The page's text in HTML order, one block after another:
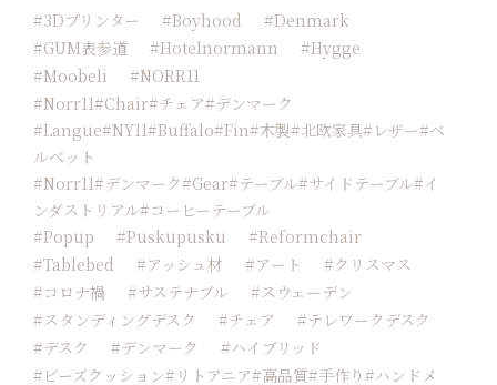
#3Dプリンター #boyhood
#Denmark
#GUM表参道
#hotelnormann
#hygge
#moobeli
#NORR11
#Norr11#chair#チェア#デンマーク
#langue#NY11#buffalo#fin#木製#北欧家具#レザー#ベ
ルベット
#norr11#デンマーク#Gear#テーブル#サイドテーブル#イ
ンダストリアル#コーヒーテーブル
#popup
#Puskupusku
#reformchair
#tablebed
#アッシュ材 #アート
#クリスマス
#コロナ禍
#サステナブル
#スウェーデン
#スタンディングデスク
#チェア
#テレワークデスク
#デスク
#デンマーク
#ハイブリッド
#ビーズクッション#リトアニア#高品質#手作り#ハンドメ